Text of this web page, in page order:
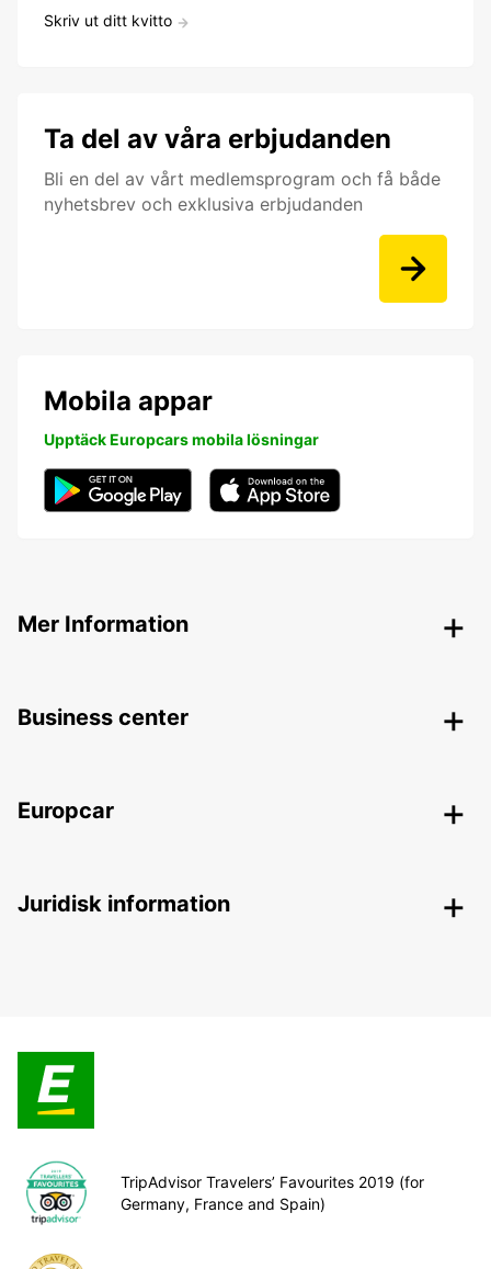
Skriv ut ditt kvitto
Ta del av våra erbjudanden
Bli en del av vårt medlemsprogram och få både
nyhetsbrev och exklusiva erbjudanden
Mobila appar
Upptäck Europcars mobila lösningar
Mer Information
Business center
Europcar
Juridisk information
TripAdvisor Travelers’ Favourites 2019 (for
Germany, France and Spain)